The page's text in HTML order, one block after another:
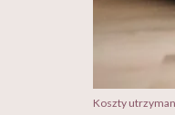
Koszty